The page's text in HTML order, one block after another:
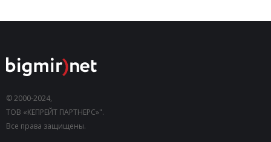
© 2000-2024,
ТОВ «КЕПРЕЙТ ПАРТНЕРС»".
Все права защищены.